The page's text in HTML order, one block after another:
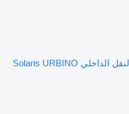
باص النقل الداخلي Solaris URBINO